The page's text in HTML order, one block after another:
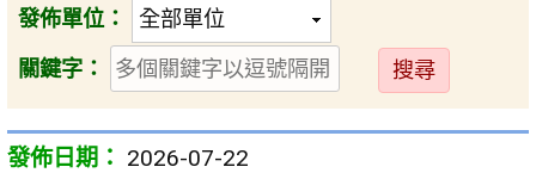
發佈單位：
關鍵字：
送
出
2026-07-22